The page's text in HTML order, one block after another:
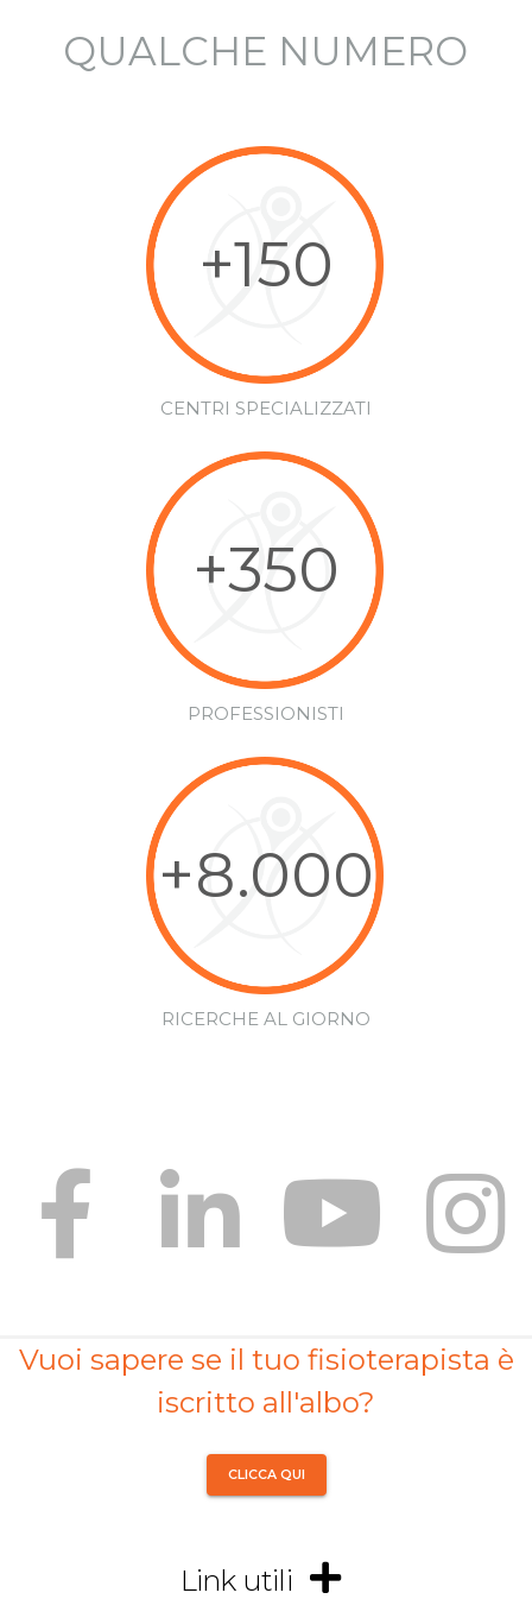
QUALCHE NUMERO
+150
CENTRI SPECIALIZZATI
+350
PROFESSIONISTI
+8.000
RICERCHE AL GIORNO
Vuoi sapere se il tuo fisioterapista è
iscritto all'albo?
CLICCA QUI
Link utili